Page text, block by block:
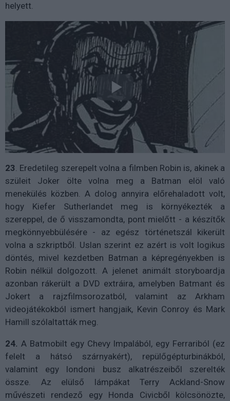
helyett.
23. Eredetileg szerepelt volna a filmben Robin is, akinek a
szüleit Joker ölte volna meg a Batman elöl való
menekülés közben. A dolog annyira előrehaladott volt,
hogy Kiefer Sutherlandet meg is környékezték a
szereppel, de ő visszamondta, pont mielőtt - a készítők
megkönnyebbülésére - az egész történetszál kikerült
volna a szkriptből. Uslan szerint ez azért is volt logikus
döntés, mivel kezdetben Batman a képregényekben is
Robin nélkül dolgozott. A jelenet animált storyboardja
azonban rákerült a DVD extráira, amelyben Batmant és
Jokert a rajzfilmsorozatból, valamint az Arkham
videojátékokból ismert hangjaik, Kevin Conroy és Mark
Hamill szólaltatták meg.
24. A Batmobilt egy Chevy Impalából, egy Ferrariból (ez
felelt a hátsó szárnyakért), repülőgépturbinákból,
valamint egy londoni busz alkatrészeiből szerelték
össze. Az elülső lámpákat Terry Ackland-Snow
művészeti rendező egy Honda Civicből kölcsönözte,